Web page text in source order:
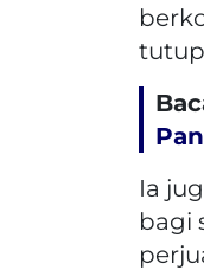
Ia
bagi